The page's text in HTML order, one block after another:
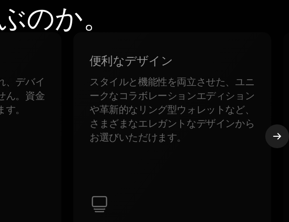
のか。
、デバイ
ん。資金
。
便利なデザイン
スタイルと機能性を両立させた、ユニ
ークなコラボレーションエディション
や革新的なリング型ウォレットなど、
さまざまなエレガントなデザインから
お選びいただけます。